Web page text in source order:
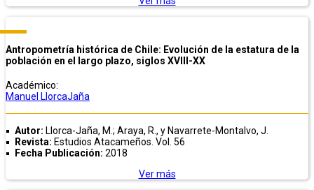
Antropometría histórica de Chile: Evolución de la estatura de la
población en el largo plazo, siglos XVIII-XX
Académico:
Manuel LlorcaJaña
Autor: Llorca-Jaña, M.; Araya, R., y Navarrete-Montalvo, J.
Revista: Estudios Atacameños. Vol. 56
Fecha Publicación: 2018
Ver más